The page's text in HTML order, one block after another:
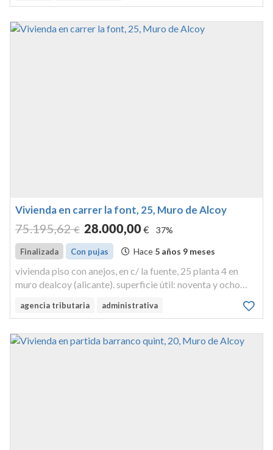
Vivienda en carrer la font, 25, Muro de Alcoy
75.195,62 € 28.000,00€ 37%
Finalizada Con pujas Hace 5 años 9 meses
vivienda piso con anejos, en c/ la fuente, 25 planta 4 en
muro dealcoy (alicante). superficie útil: noventa y ocho
propiedad horizontal: 0027 cuota: dos enteros, ochenta y
agencia tributaria administrativa